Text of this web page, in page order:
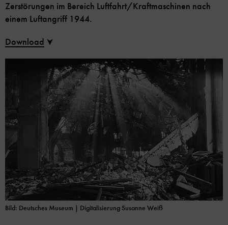
Bild: Deutsches Museum | Digitalisierung Susanne Weiß
Zerstörungen im Bereich Luftfahrt/Kraftmaschinen nach
einem Luftangriff 1944.
Download